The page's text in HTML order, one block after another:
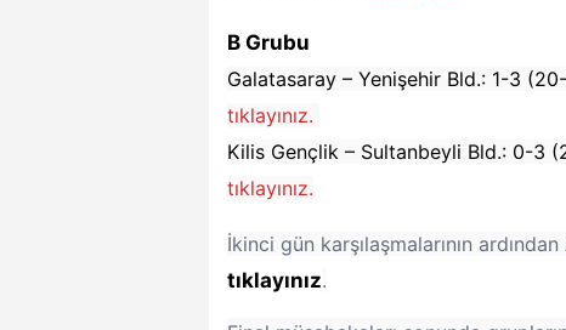
B Grubu
Galatasaray – Yenişehir Bld.: 1-3
tıklayınız.
Kilis Gençlik – Sultanbeyli Bld.: 0-3
tıklayınız.
İkinci gün karşılaşmalarının
tıklayınız.